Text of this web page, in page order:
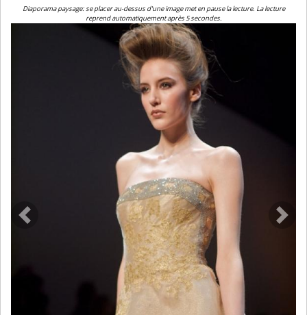
Diaporama paysage: se placer au-dessus d'une image met en pause la lecture. La lecture
reprend automatiquement après 5 secondes.
Précédent